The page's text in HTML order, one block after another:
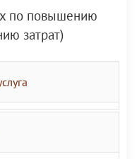
по повышению
затрат)